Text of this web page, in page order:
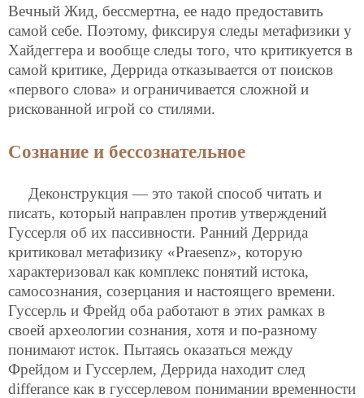
Вечный Жид, бессмертна, ее надо предоставить
самой себе. Поэтому, фиксируя следы метафизики у
Хайдеггера и вообще следы того, что критикуется в
самой критике, Деррида отказывается от поисков
«первого слова» и ограничивается сложной и
рискованной игрой со стилями.
Сознание и бессознательное
Деконструкция — это такой способ читать и
писать, который направлен против утверждений
Гуссерля об их пассивности. Ранний Деррида
критиковал метафизику «Praesenz», которую
характеризовал как комплекс понятий истока,
самосознания, созерцания и настоящего времени.
Гуссерль и Фрейд оба работают в этих рамках в
своей археологии сознания, хотя и по-разному
понимают исток. Пытаясь оказаться между
Фрейдом и Гуссерлем, Деррида находит след
differance как в гуссерлевом понимании временности